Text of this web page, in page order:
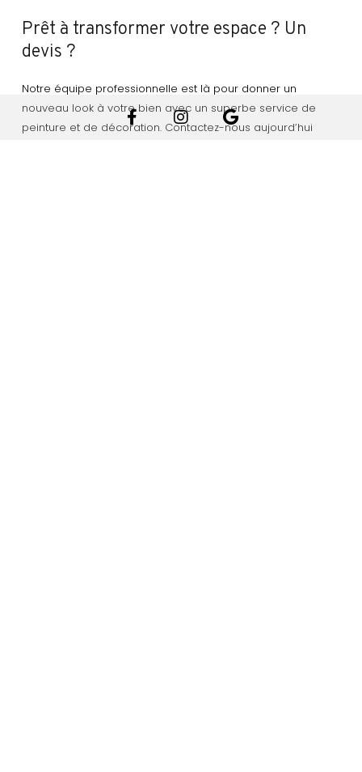
Prêt à transformer votre espace ? Un
devis ?
Notre équipe professionnelle est là pour donner un
nouveau look à votre bien avec un superbe service de
peinture et de décoration. Contactez-nous aujourd’hui